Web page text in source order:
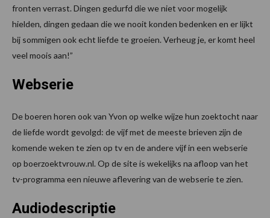
fronten verrast. Dingen gedurfd die we niet voor mogelijk
hielden, dingen gedaan die we nooit konden bedenken en er lijkt
bij sommigen ook echt liefde te groeien. Verheug je, er komt heel
veel moois aan!”
Webserie
De boeren horen ook van Yvon op welke wijze hun zoektocht naar
de liefde wordt gevolgd: de vijf met de meeste brieven zijn de
komende weken te zien op tv en de andere vijf in een webserie
op boerzoektvrouw.nl. Op de site is wekelijks na afloop van het
tv-programma een nieuwe aflevering van de webserie te zien.
Audiodescriptie